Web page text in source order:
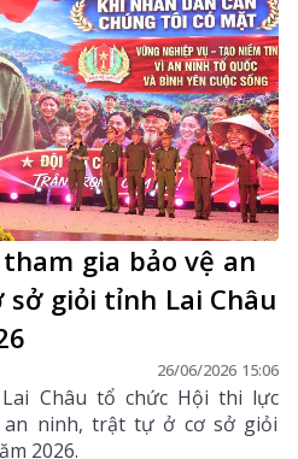
gia bảo vệ an
giỏi tỉnh Lai Châu
26/06/2026 15:06
Châu tổ chức Hội thi lực
ninh, trật tự ở cơ sở giỏi
2026.